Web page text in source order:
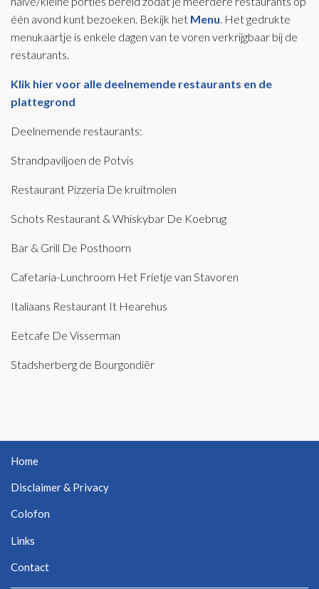
één avond kunt bezoeken. Bekijk het Menu . Het gedrukte
menukaartje is enkele dagen van te voren verkrijgbaar bij de
restaurants.
Klik hier voor alle deelnemende restaurants en de
plattegrond
Deelnemende restaurants:
Strandpaviljoen de Potvis
Restaurant Pizzeria De kruitmolen
Schots Restaurant & Whiskybar De Koebrug
Bar & Grill De Posthoorn
Cafetaria-Lunchroom Het Frietje van Stavoren
Italiaans Restaurant It Hearehus
Eetcafe De Visserman
Stadsherberg de Bourgondiër
Home
Disclaimer & Privacy
Colofon
Links
Contact